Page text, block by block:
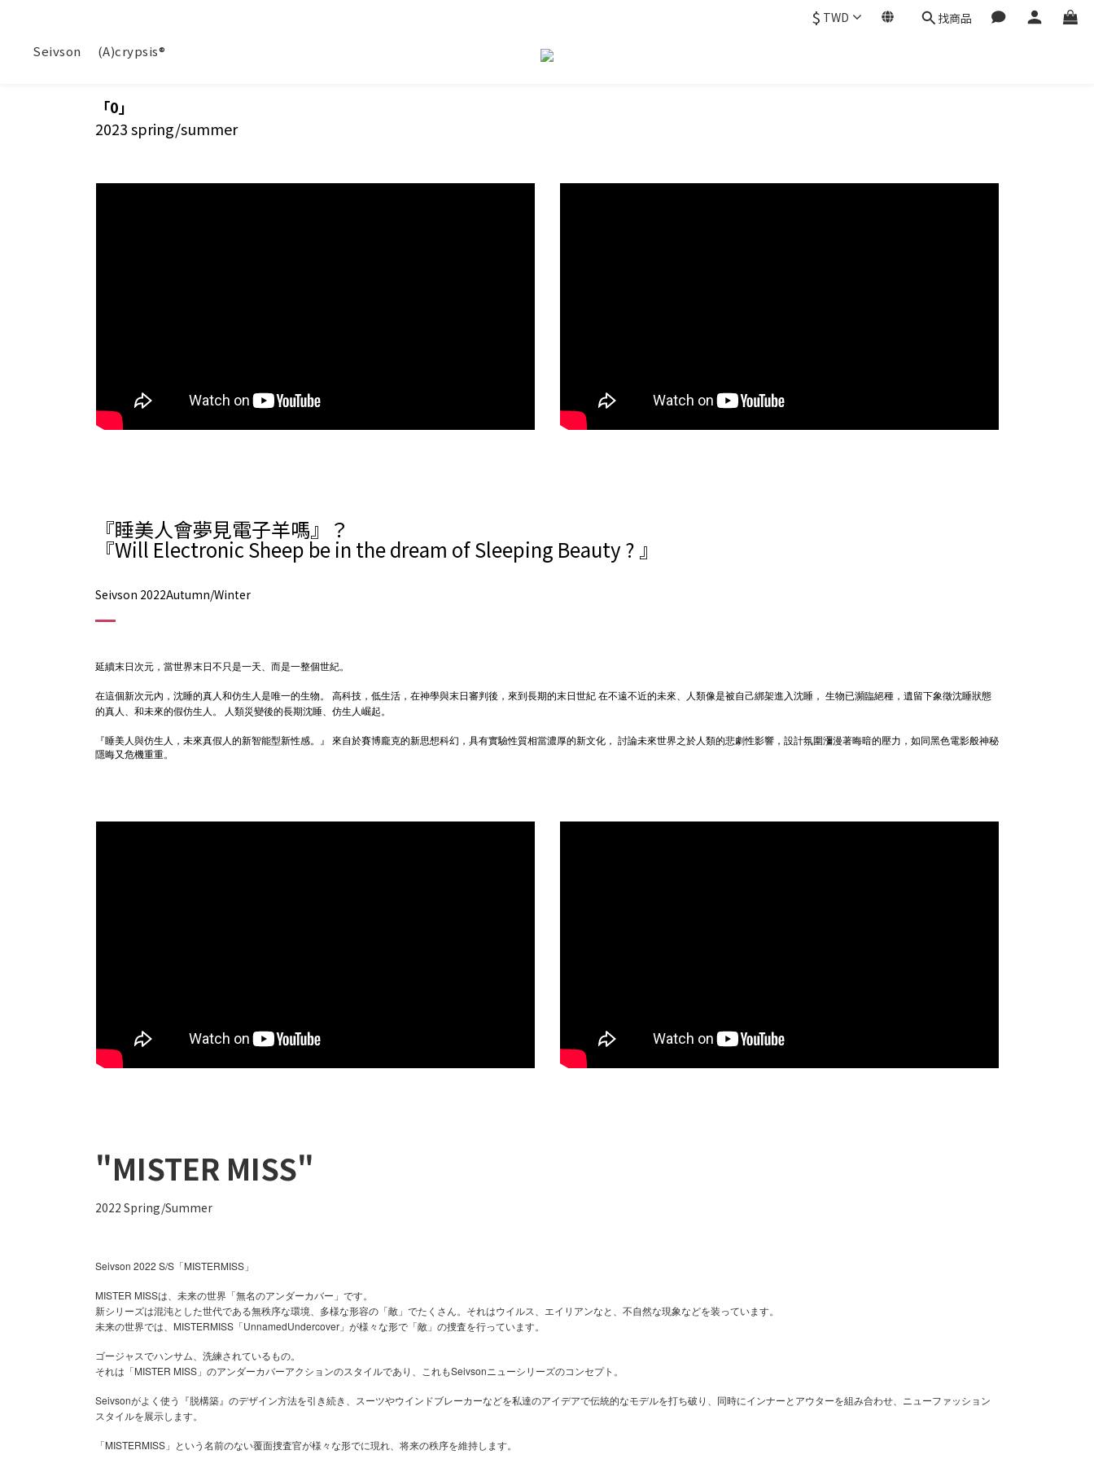
$ TWD 找商品
Seivson (A)crypsis®
「0」
2023 spring/summer
『睡美人會夢見電子羊嗎』？
『Will Electronic Sheep be in the dream of Sleeping Beauty ? 』
Seivson 2022Autumn/Winter
延續末日次元，當世界末日不只是一天、而是一整個世紀。
在這個新次元內，沈睡的真人和仿生人是唯一的生物。 高科技，低生活，在神學與末日審判後，來到長期的末日世紀 在不遠不近的未來、人類像是被自己綁架進入沈睡， 生物已瀕臨絕種，遺留下象徵沈睡狀態
的真人、和未來的假仿生人。
人類災變後的長期沈睡、仿生人崛起。
『睡美人與仿生人，未來真假人的新智能型新性感。』 來自於賽博龐克的新思想科幻，具有實驗性質相當濃厚的新文化， 討論未來世界之於人類的悲劇性影響，設計氛圍瀰漫著晦暗的壓力，如同黑色電影般神秘
隱晦又危機重重。
"MISTER MISS"
2022 Spring/Summer
Seivson 2022 S/S「MISTERMISS」
MISTER MISSは、未来の世界「無名のアンダーカバー」です。
新シリーズは混沌とし​​た世代である無秩序な環境、多様な形容の「敵」でたくさん。それはウイルス、エイリアンなと、不自然な現象などを装っています。
未来の世界では、MISTERMISS「UnnamedUndercover」が様々な形で「敵」の捜査を行っています。
ゴージャスでハンサム、洗練されているもの。
それは「MISTER MISS」のアンダーカバーアクションのスタイルであり、これもSeivsonニューシリーズのコンセプト。
Seivsonがよく使う『脱構築』のデザイン方法を引き続き、スーツやウインドブレーカーなどを私達のアイデアで伝統的なモデルを打ち破り、同時にインナーとアウターを組み合わせ、ニューファッション
スタイルを展示します。
「 MISTERMISS 」という名前のない覆面捜査官が様々な形でに現れ、将来の秩序を維持します。